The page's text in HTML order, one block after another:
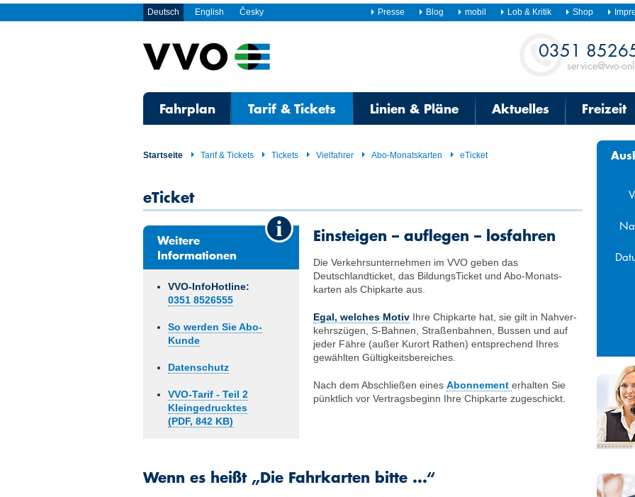
Deutsch English Česky Presse Blog mobil Lob & Kritik Shop
Kontakt
0351
service@vvo-
Fahrplan Tarif & Tickets Linien & Pläne Aktuelles Freizeit
Startseite Tarif & Tickets Tickets Vielfahrer Abo-Monatskarten eTicket
eTicket
Weitere
Informationen
VVO-InfoHotline:
0351 8526555
So werden Sie Abo-
Kunde
Datenschutz
VVO-Tarif - Teil 2
Klein­gedrucktes
(PDF, 842 KB)
Einsteigen – auflegen – losfahren
Die Verkehrsunternehmen im VVO geben das
Deutschlandticket, das BildungsTicket und Abo-Monats­
karten als Chipkarte aus.
Egal, welches Motiv Ihre Chipkarte hat, sie gilt in Nah­ver­
kehrszügen, S-Bahnen, Straßenbahnen, Bussen und auf
jeder Fähre (außer Kurort Rathen) entsprechend Ihres
gewählten Gültigkeitsbereiches.
Nach dem Abschließen eines Abonnement erhalten Sie
pünktlich vor Vertragsbeginn Ihre Chipkarte zugeschickt.
Wenn es heißt „Die Fahrkarten bitte ...“
12
19
25 26
1 2